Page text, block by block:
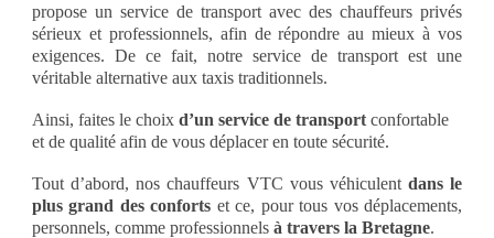
propose un service de transport avec des chauffeurs privés
sérieux et professionnels, afin de répondre au mieux à vos
exigences. De ce fait, notre service de transport est une
véritable alternative aux taxis traditionnels.
Ainsi, faites le choix d’un service de transport confortable
et de qualité afin de vous déplacer en toute sécurité.
Tout d’abord, nos chauffeurs VTC vous véhiculent dans le
plus grand des conforts et ce, pour tous vos déplacements,
personnels, comme professionnels à travers la Bretagne.